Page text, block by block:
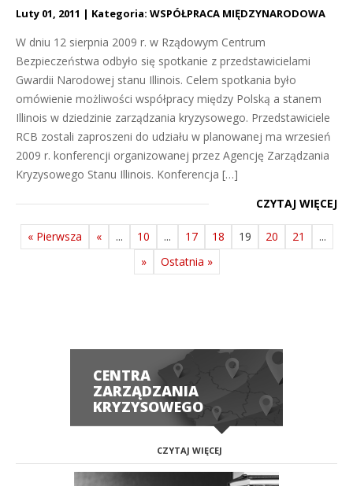
Luty 01, 2011 Kategoria: WSPÓŁPRACA MIĘDZYNARODOWA
W dniu 12 sierpnia 2009 r. w Rządowym Centrum
Bezpieczeństwa odbyło się spotkanie z przedstawicielami
Gwardii Narodowej stanu Illinois. Celem spotkania było
omówienie możliwości współpracy między Polską a stanem
Illinois w dziedzinie zarządzania kryzysowego. Przedstawiciele
RCB zostali zaproszeni do udziału w planowanej ma wrzesień
2009 r. konferencji organizowanej przez Agencję Zarządzania
Kryzysowego Stanu Illinois. Konferencja […]
CZYTAJ WIĘCEJ
« Pierwsza « ... 10 ... 17 18 19 20 21
...
»
Ostatnia »
CENTRA
ZARZĄDZANIA
KRYZYSOWEGO
CZYTAJ WIĘCEJ